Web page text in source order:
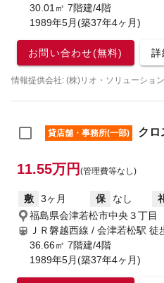
30.01㎡ 7階建/4階
1989年5月(築37年4ヶ月)
お問い合わせ(無料) 詳
情報提供会社: (株)リオ・ソリューショ
貸店舗・事務所(一部) クロ
11.55万円 (管理費等なし)
敷 3ヶ月 保 なし
福島県会津若松市中央３丁目
ＪＲ磐越西線 / 会津若松駅 徒
36.66㎡ 7階建/4階
1989年5月(築37年4ヶ月)